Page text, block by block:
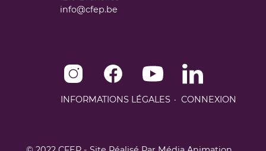
info@cfep.be
INFORMATIONS LÉGALES CONNEXION